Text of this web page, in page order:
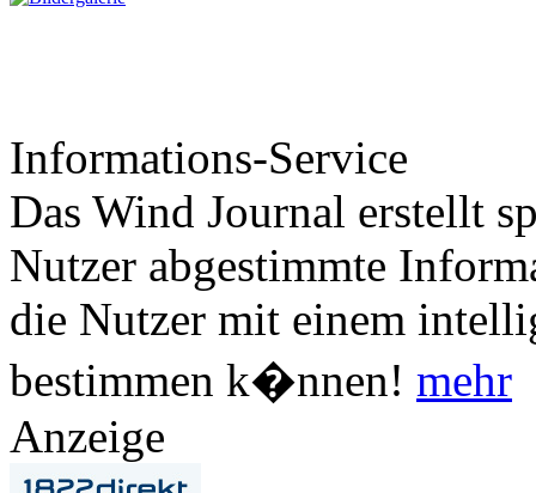
Informations-Service
Das Wind Journal erstellt
Nutzer abgestimmte
die Nutzer mit einem
bestimmen k�nnen! mehr
Anzeige